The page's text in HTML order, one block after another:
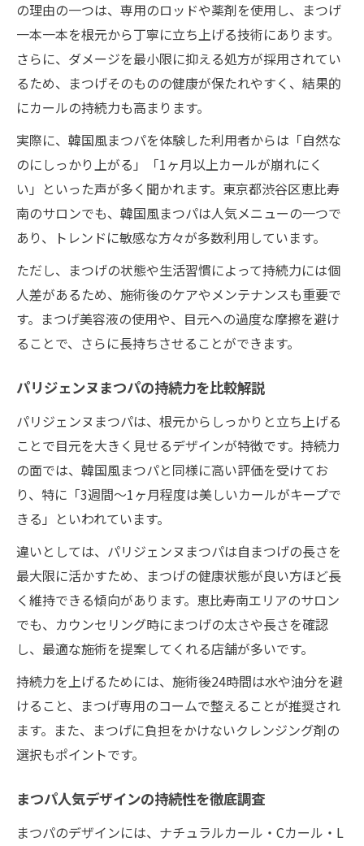
の理由の一つは、専用のロッドや薬剤を使用し、まつげ
一本一本を根元から丁寧に立ち上げる技術にあります。
さらに、ダメージを最小限に抑える処方が採用されてい
るため、まつげそのものの健康が保たれやすく、結果的
にカールの持続力も高まります。
実際に、韓国風まつパを体験した利用者からは「自然な
のにしっかり上がる」「1ヶ月以上カールが崩れにく
い」といった声が多く聞かれます。東京都渋谷区恵比寿
南のサロンでも、韓国風まつパは人気メニューの一つで
あり、トレンドに敏感な方々が多数利用しています。
ただし、まつげの状態や生活習慣によって持続力には個
人差があるため、施術後のケアやメンテナンスも重要で
す。まつげ美容液の使用や、目元への過度な摩擦を避け
ることで、さらに長持ちさせることができます。
パリジェンヌまつパの持続力を比較解説
パリジェンヌまつパは、根元からしっかりと立ち上げる
ことで目元を大きく見せるデザインが特徴です。持続力
の面では、韓国風まつパと同様に高い評価を受けてお
り、特に「3週間～1ヶ月程度は美しいカールがキープで
きる」といわれています。
違いとしては、パリジェンヌまつパは自まつげの長さを
最大限に活かすため、まつげの健康状態が良い方ほど長
く維持できる傾向があります。恵比寿南エリアのサロン
でも、カウンセリング時にまつげの太さや長さを確認
し、最適な施術を提案してくれる店舗が多いです。
持続力を上げるためには、施術後24時間は水や油分を避
けること、まつげ専用のコームで整えることが推奨され
ます。また、まつげに負担をかけないクレンジング剤の
選択もポイントです。
まつパ人気デザインの持続性を徹底調査
まつパのデザインには、ナチュラルカール・Cカール・L